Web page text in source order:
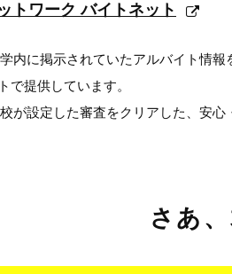
トワーク バイトネット
内に掲示されていたアルバイト情
で提供しています。
が設定した審査をクリアした、安
さあ、